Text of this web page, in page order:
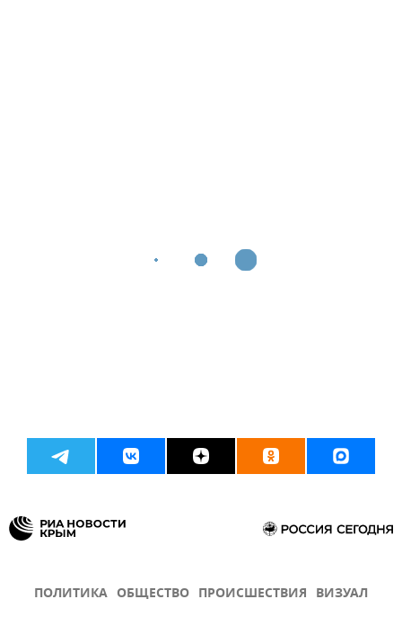
ПОЛИТИКА ОБЩЕСТВО ПРОИСШЕСТВИЯ ВИЗУАЛ